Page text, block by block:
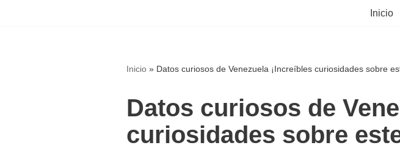
Inicio
Inicio » Datos curiosos de Venezuela ¡Increíbles curiosidades sobre
Datos curiosos de
curiosidades sobre